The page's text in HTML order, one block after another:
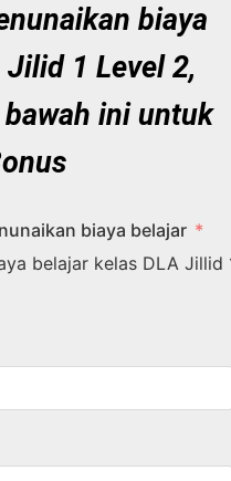
biaya
1 Level 2,
ini untuk
biaya belajar
belajar kelas DLA Jillid